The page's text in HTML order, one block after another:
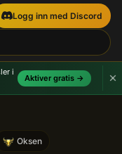
Logg inn med Discord
i
Aktiver gratis →
Oksen